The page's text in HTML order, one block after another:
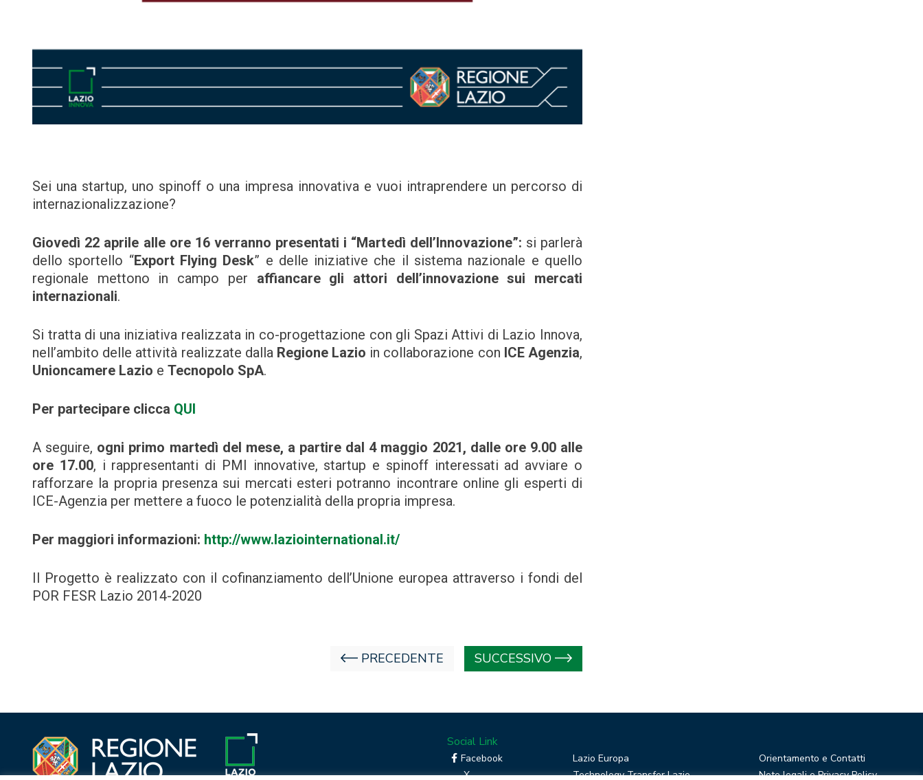
Sei una startup, uno spinoff o una impresa innovativa e vuoi intraprendere un percorso di
internazionalizzazione?
Giovedì 22 aprile alle ore 16 verranno presentati i “Martedì dell’Innovazione”: si parlerà
dello sportello “Export Flying Desk” e delle iniziative che il sistema nazionale e quello
regionale mettono in campo per affiancare gli attori dell’innovazione sui mercati
internazionali.
Si tratta di una iniziativa realizzata in co-progettazione con gli Spazi Attivi di Lazio Innova,
nell’ambito delle attività realizzate dalla Regione Lazio in collaborazione con ICE Agenzia,
Unioncamere Lazio e Tecnopolo SpA.
Per partecipare clicca QUI
A seguire, ogni primo martedì del mese, a partire dal 4 maggio 2021, dalle ore 9.00 alle
ore 17.00, i rappresentanti di PMI innovative, startup e spinoff interessati ad avviare o
rafforzare la propria presenza sui mercati esteri potranno incontrare online gli esperti di
ICE-Agenzia per mettere a fuoco le potenzialità della propria impresa.
Per maggiori informazioni: http://www.laziointernational.it/
Il Progetto è realizzato con il cofinanziamento dell’Unione europea attraverso i fondi del
POR FESR Lazio 2014-2020
PRECEDENTE SUCCESSIVO
Social Link
Facebook
X
Lazio Europa
Technology Transfer Lazio
Orientamento e Contatti
Note legali e Privacy Policy